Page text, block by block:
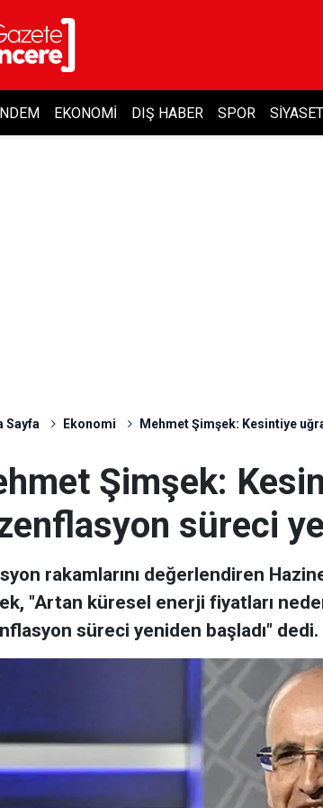
EKONOMI DIŞ HABER SPOR SIYASET
Sayfa Ekonomi Mehmet Şimşek: Kesintiye
Şimşek:
süreci
rakamlarını değerlendiren
"Artan küresel enerji fiyatları
süreci yeniden başladı" dedi.